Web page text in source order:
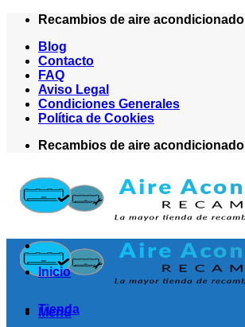
Saltar
contenido
Recambios de aire acondicionado
Blog
Contacto
FAQ
Aviso Legal
Condiciones Generales
Política de Cookies
Recambios de aire acondicionado
Menú
Inicio
Tienda